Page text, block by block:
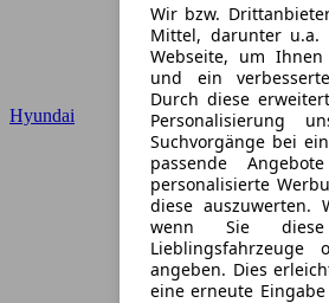
Wir bzw.
Mittel, darunter u.a.
Webseite, um
und ein
Durch diese
Personalisierung
Suchvorgänge bei
passende
personalisierte
diese auszuwerten.
wenn Sie diese
angeben. Dies
eine erneute
Hyundai